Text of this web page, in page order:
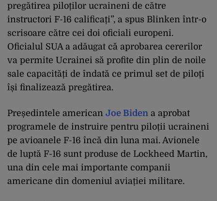
pregătirea piloților ucraineni de către
instructori F-16 calificați”, a spus Blinken într-o
scrisoare către cei doi oficiali europeni.
Oficialul SUA a adăugat că aprobarea cererilor
va permite Ucrainei să profite din plin de noile
sale capacități de îndată ce primul set de piloți
își finalizează pregătirea.
Președintele american Joe Biden a aprobat
programele de instruire pentru piloții ucraineni
pe avioanele F-16 încă din luna mai. Avionele
de luptă F-16 sunt produse de Lockheed Martin,
una din cele mai importante companii
americane din domeniul aviației militare.